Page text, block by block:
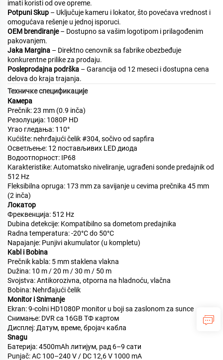
imati koristi od ove opreme.
Potpuni Skup – Uključuje kameru i lokator, što povećava vrednost i
omogućava rešenje u jednoj isporuci.
OEM brendiranje– Dostupno sa vašim logotipom i prilagođenim
pakovanjem.
Jaka Margina – Direktno cenovnik sa fabrike obezbeđuje
konkurentne prilike za prodaju.
Posleprodajna podrška – Garancija od 12 meseci i dostupna cena
delova do kraja trajanja.
Техничке спецификације
Камера
Prečnik: 23 mm (0.9 inča)
Резолуција: 1080P HD
Угао гледања: 110°
Kućište: nehrđajući čelik #304, sočivo od sapfira
Осветљење: 12 постављивих LED диода
Водоотпорност: IP68
Karakteristike: Automatsko niveliranje, ugrađeni sonde predajnik od
512 Hz
Fleksibilna opruga: 173 mm za savijanje u cevima prečnika 45 mm
(2 inča)
Локатор
Фреквенција: 512 Hz
Dubina detekcije: Kompatibilno sa dometom predajnika
Radna temperatura: -20°C do 50°C
Napajanje: Punjivi akumulator (u kompletu)
Kabl i Bobina
Prečnik kabla: 5 mm staklena vlakna
Dužina: 10 m / 20 m / 30 m / 50 m
Svojstva: Antikorozivna, otporna na hladnoću, vlačna
Bobina: Nehrđajući čelik
Monitor i Snimanje
Ekran: 9-colni HD1080P monitor u boji sa zaslonom za sunce
Снимање: DVR са 16GB ТФ картом
Дисплеј: Датум, време, бројач кабла
Snagu
Батерија: 4500mAh литијум, рад 6–9 сати
Punjač: AC 100–240 V / DC 12,6 V 1000 mA